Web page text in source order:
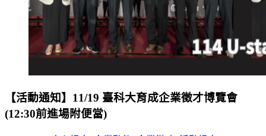
【活動通知】11/19 臺科大育成企業徵才博覽會
(12:30前進場附便當)